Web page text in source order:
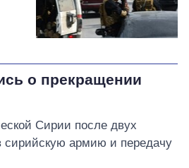
о прекращении
Сирии после двух
сирийскую армию и передачу